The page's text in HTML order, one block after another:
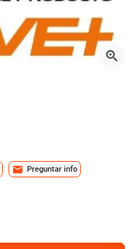
zoom_in
mail Preguntar info